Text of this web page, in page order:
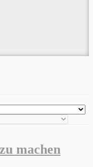
machen